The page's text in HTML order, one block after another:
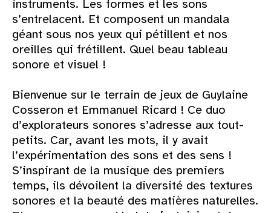
instruments. Les formes et les sons
s’entrelacent. Et composent un mandala
géant sous nos yeux qui pétillent et nos
oreilles qui frétillent. Quel beau tableau
sonore et visuel !
Bienvenue sur le terrain de jeux de Guylaine
Cosseron et Emmanuel Ricard ! Ce duo
d’explorateurs sonores s’adresse aux tout-
petits. Car, avant les mots, il y avait
l’expérimentation des sons et des sens !
S’inspirant de la musique des premiers
temps, ils dévoilent la diversité des textures
sonores et la beauté des matières naturelles.